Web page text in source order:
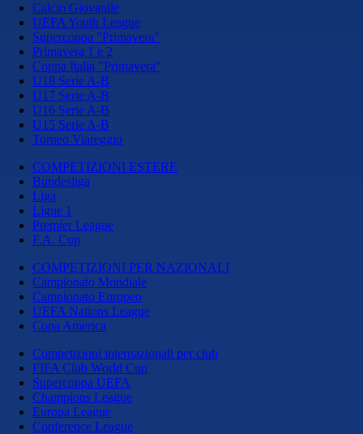
Calcio Giovanile
UEFA Youth League
Supercoppa "Primavera"
Primavera 1 e 2
Coppa Italia "Primavera"
U18 Serie A-B
U17 Serie A-B
U16 Serie A-B
U15 Serie A-B
Torneo Viareggio
COMPETIZIONI ESTERE
Bundesliga
Liga
Ligue 1
Premier League
F.A. Cup
COMPETIZIONI PER NAZIONALI
Campionato Mondiale
Campionato Europeo
UEFA Nations League
Copa America
Competizioni internazionali per club
FIFA Club World Cup
Supercoppa UEFA
Champions League
Europa League
Conference League